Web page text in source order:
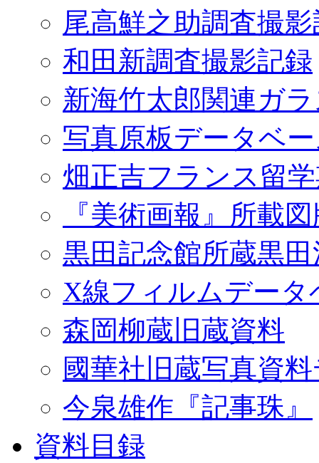
尾高鮮之助調査撮
和田新調査撮影記録
新海竹太郎関連ガ
写真原板データベ
畑正吉フランス留
『美術画報』所載
黒田記念館所蔵黒
X線フィルムデータ
森岡柳蔵旧蔵資料
國華社旧蔵写真資
今泉雄作『記事珠』
資料目録